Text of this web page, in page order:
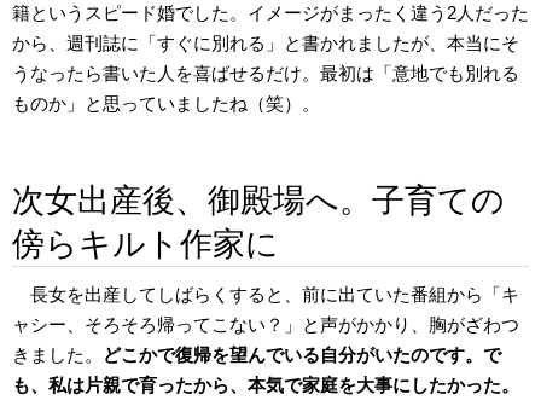
籍というスピード婚でした。イメージがまったく違う2人だった
から、週刊誌に「すぐに別れる」と書かれましたが、本当にそ
うなったら書いた人を喜ばせるだけ。最初は「意地でも別れる
ものか」と思っていましたね（笑）。
次女出産後、御殿場へ。子育ての
傍らキルト作家に
長女を出産してしばらくすると、前に出ていた番組から「キ
ャシー、そろそろ帰ってこない？」と声がかかり、胸がざわつ
きました。
どこかで復帰を望んでいる自分がいたのです。で
も、私は片親で育ったから、本気で家庭を大事にしたかった。